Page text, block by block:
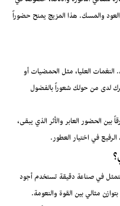
والمسك. هذا المزيج يمنح حضوراً
العليا، مثل الحمضيات أو
لدى من حولك شعوراً بالفضول
الحضور العابر والأثر الذي يبقى،
في اختيار العطور.
تتمثل في صناعة دقيقة تستخدم أجود
مثالي بين القوة والنعومة.